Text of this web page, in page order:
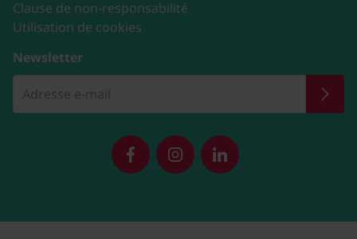
Clause de non-responsabilité
Utilisation de cookies
Newsletter